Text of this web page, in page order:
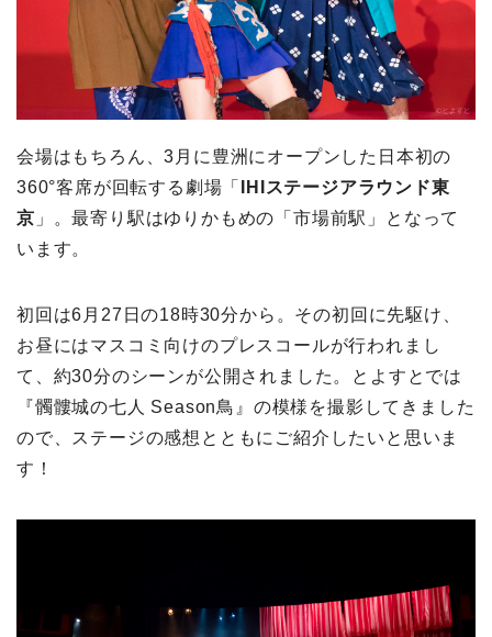
会場はもちろん、3月に豊洲にオープンした日本初の
360°客席が回転する劇場「
IHIステージアラウンド東
京 」。最寄り駅はゆりかもめの「市場前駅」となって
います。
初回は6月27日の18時30分から。その初回に先駆け、
お昼にはマスコミ向けのプレスコールが行われまし
て、約30分のシーンが公開されました。とよすとでは
『髑髏城の七人 Season鳥』の模様を撮影してきました
ので、ステージの感想とともにご紹介したいと思いま
す！